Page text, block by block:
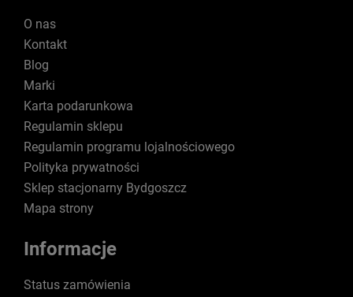
O nas
Kontakt
Blog
Marki
Karta podarunkowa
Regulamin sklepu
Regulamin programu lojalnościowego
Polityka prywatności
Sklep stacjonarny Bydgoszcz
Mapa strony
Informacje
Status zamówienia